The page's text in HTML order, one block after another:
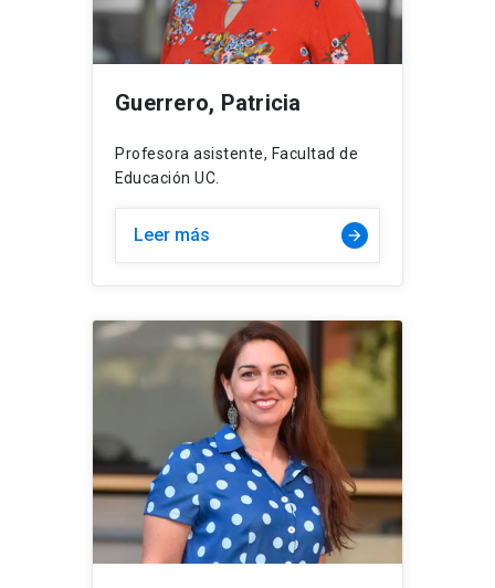
Guerrero, Patricia
Profesora asistente, Facultad de
Educación UC.
Leer más